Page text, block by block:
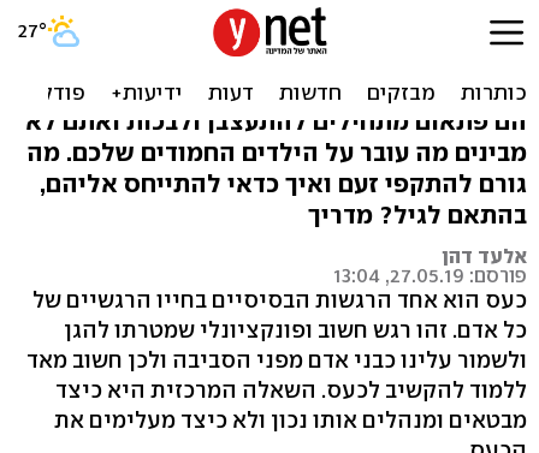
איך להגיב להתקפי זעם בכל
הם פתאום מתחילים להתעצבן ולבכות ואתם לא
מבינים מה עובר על הילדים החמודים שלכם. מה
גורם להתקפי זעם ואיך כדאי להתייחס אליהם,
בהתאם לגיל? מדריך
אלעד דהן
פורסם: 27.05.19, 13:04
כעס הוא אחד הרגשות הבסיסיים בחייו הרגשיים של
כל אדם. זהו רגש חשוב ופונקציונלי שמטרתו להגן
ולשמור עלינו כבני אדם מפני הסביבה ולכן חשוב מאד
ללמוד להקשיב לכעס. השאלה המרכזית היא כיצד
מבטאים ומנהלים אותו נכון ולא כיצד מעלימים את